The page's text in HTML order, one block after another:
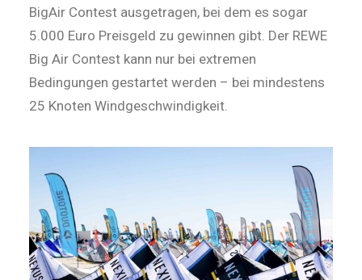
BigAir Contest ausgetragen, bei dem es sogar
5.000 Euro Preisgeld zu gewinnen gibt. Der REWE
Big Air Contest kann nur bei extremen
Bedingungen gestartet werden – bei mindestens
25 Knoten Windgeschwindigkeit.